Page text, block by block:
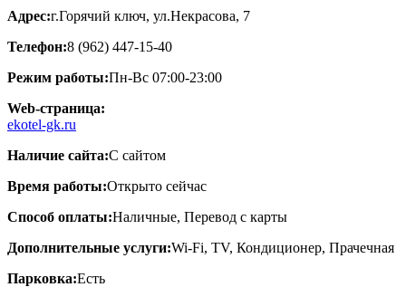
Адрес:г.Горячий ключ, ул.​Некрасова, 7​
Телефон:8 (962) 447-15-40
Режим работы:Пн-Вс 07:00-23:00
Web-страница:
ekotel-gk.ru
Наличие сайта:С сайтом
Время работы:Открыто сейчас
Способ оплаты:Наличные, Перевод с карты
Дополнительные услуги:Wi-Fi, TV, Кондиционер, Прачечная
Парковка:Есть